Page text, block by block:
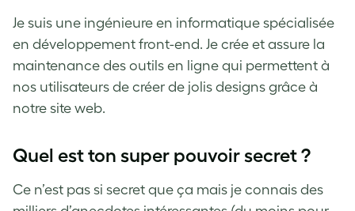
Je suis une ingénieure en informatique spécialisée
en développement front-end. Je crée et assure la
maintenance des outils en ligne qui permettent à
nos utilisateurs de créer de jolis designs grâce à
notre site web.
Quel est ton super pouvoir secret ?
Ce n’est pas si secret que ça mais je connais des